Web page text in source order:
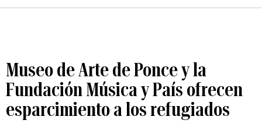
Museo de Arte de Ponce y la
Fundación Música y País ofrecen
esparcimiento a los refugiados